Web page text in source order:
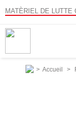
MATÈRIEL DE LUTTE
> Accueil >